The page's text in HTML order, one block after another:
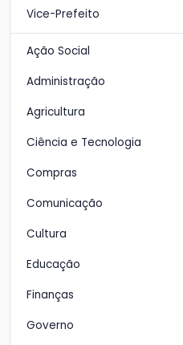
Vice-Prefeito
Ação Social
Administração
Agricultura
Ciência e Tecnologia
Compras
Comunicação
Cultura
Educação
Finanças
Governo